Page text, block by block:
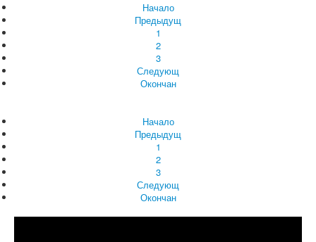
Начало
Предыдущ
1
2
3
Следующ
Окончан
Начало
Предыдущ
1
2
3
Следующ
Окончан